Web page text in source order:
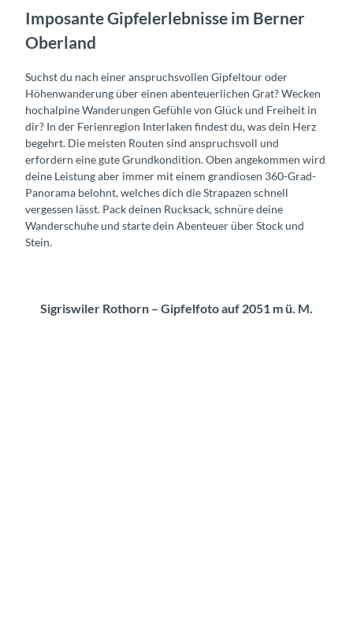
Imposante Gipfelerlebnisse im Berner
Oberland
Suchst du nach einer anspruchsvollen Gipfeltour oder
Höhenwanderung über einen abenteuerlichen Grat? Wecken
hochalpine Wanderungen Gefühle von Glück und Freiheit in
dir? In der Ferienregion Interlaken findest du, was dein Herz
begehrt. Die meisten Routen sind anspruchsvoll und
erfordern eine gute Grundkondition. Oben angekommen wird
deine Leistung aber immer mit einem grandiosen 360-Grad-
Panorama belohnt, welches dich die Strapazen schnell
vergessen lässt. Pack deinen Rucksack, schnüre deine
Wanderschuhe und starte dein Abenteuer über Stock und
Stein.
Sigriswiler Rothorn – Gipfelfoto auf 2051 m ü. M.